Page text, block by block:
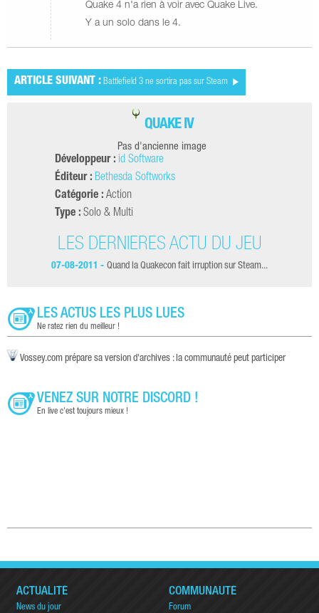
Quake 4 n'a rien à voir avec Quake Live.
Y a un solo dans le 4.
ARTICLE SUIVANT : Battlefield 3 ne sortira pas sur Steam
QUAKE IV
Pas d'ancienne image
Développeur : id Software
Éditeur : Bethesda Softworks
Catégorie : Action
Type : Solo & Multi
LES DERNIÈRES ACTU DU JEU
07-08-2011 - Quand la Quakecon fait irruption sur Steam...
LES ACTUS LES PLUS LUES
Ne ratez rien du meilleur !
Vossey.com prépare sa version d'archives : la communauté peut participer
VENEZ SUR NOTRE DISCORD !
En live c'est toujours mieux !
ACTUALITÉ
News du jour
COMMUNAUTÉ
Forum